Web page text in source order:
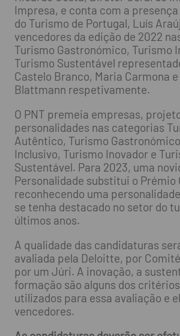
Impresa, e conta com a
do Turismo de Portugal, Luís
vencedores da edição de 2022
Turismo Gastronómico, Turismo
Turismo Sustentável
Castelo Branco, Maria Carmona
Blattmann respetivamente.
O PNT premeia empresas,
personalidades nas categorias
Autêntico, Turismo
Inclusivo, Turismo Inovador e
Sustentável. Para 2023, uma
Personalidade substitui o Prémio
reconhecendo uma
se tenha destacado no setor do
últimos anos.
A qualidade das candidaturas
avaliada pela Deloitte, por
por um Júri. A inovação, a
formação são alguns dos
utilizados para essa avaliação e
vencedores.